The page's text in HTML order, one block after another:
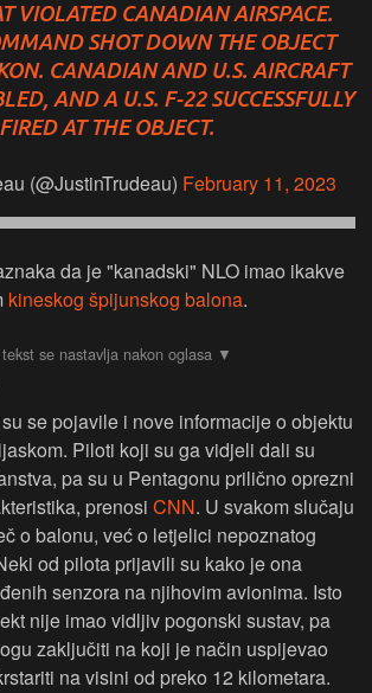
VIOLATED CANADIAN AIRSPACE.
SHOT DOWN THE OBJECT
CANADIAN AND U.S. AIRCRAFT
AND A U.S. F-22 SUCCESSFULLY
FIRED AT THE OBJECT.
(@JustinTrudeau) February 11, 2023
da je "kanadski" NLO imao ikakve
kineskog špijunskog balona.
se pojavile i nove informacije o objektu
Piloti koji su ga vidjeli dali su
pa su u Pentagonu prilično oprezni
prenosi CNN. U svakom slučaju
o balonu, već o letjelici nepoznatog
od pilota prijavili su kako je ona
senzora na njihovim avionima. Isto
nije imao vidljiv pogonski sustav, pa
zaključiti na koji je način uspijevao
na visini od preko 12 kilometara.